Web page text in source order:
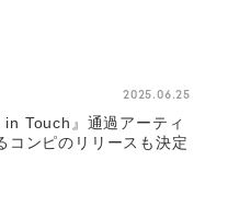
2025.06.25
Touch』通過アーティ
コンピのリリースも決定